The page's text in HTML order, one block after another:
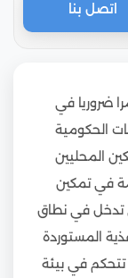
اتصل بنا
ضروريا في
الحكومية
المحليين
في تمكين
تدخل في نطاق
المستوردة
تتحكم في بيئة